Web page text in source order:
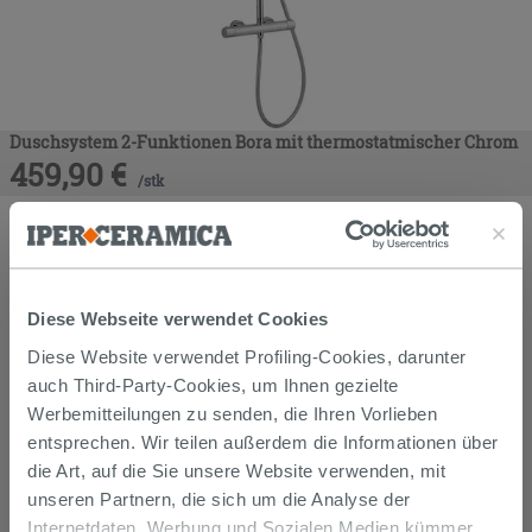
Diese Webseite verwendet Cookies
Diese Website verwendet Profiling-Cookies, darunter
auch Third-Party-Cookies, um Ihnen gezielte
Werbemitteilungen zu senden, die Ihren Vorlieben
entsprechen. Wir teilen außerdem die Informationen über
die Art, auf die Sie unsere Website verwenden, mit
unseren Partnern, die sich um die Analyse der
Internetdaten, Werbung und Sozialen Medien kümmer,
Duschsystem 2-Funktionen Bora mit thermostatmischer Chrom
459,90 € /stk